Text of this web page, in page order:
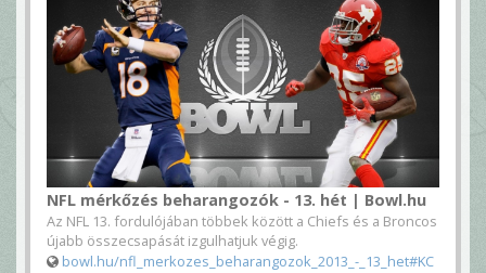
NFL mérkőzés beharangozók - 13. hét | Bowl.hu
Az NFL 13. fordulójában többek között a Chiefs és a Broncos
újabb összecsapását izgulhatjuk végig.
bowl.hu/nfl_merkozes_beharangozok_2013_-_13_het#KC